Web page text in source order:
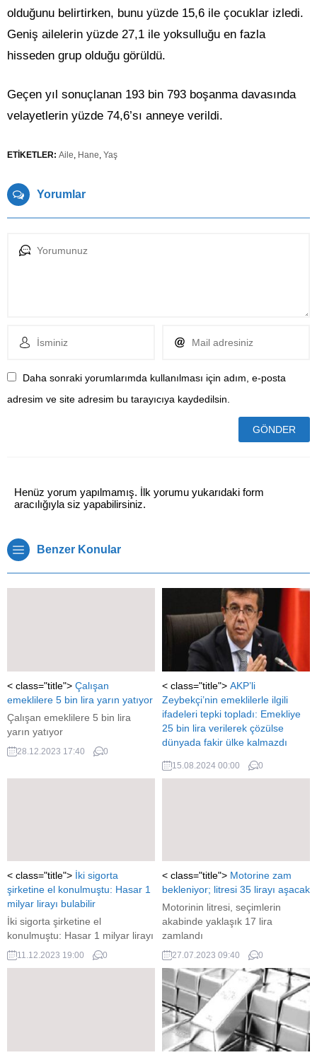
olduğunu belirtirken, bunu yüzde 15,6 ile çocuklar izledi.
Geniş ailelerin yüzde 27,1 ile yoksulluğu en fazla
hisseden grup olduğu görüldü.
Geçen yıl sonuçlanan 193 bin 793 boşanma davasında
velayetlerin yüzde 74,6’sı anneye verildi.
ETİKETLER: Aile, Hane, Yaş
Yorumlar
Daha sonraki yorumlarımda kullanılması için adım, e-posta
adresim ve site adresim bu tarayıcıya kaydedilsin.
Henüz yorum yapılmamış. İlk yorumu yukarıdaki form
aracılığıyla siz yapabilirsiniz.
Benzer Konular
< class="title"> Çalışan
emeklilere 5 bin lira yarın yatıyor
Çalışan emeklilere 5 bin lira
yarın yatıyor
28.12.2023 17:40 0
< class="title"> AKP’li
Zeybekçi’nin emeklilerle ilgili
ifadeleri tepki topladı: Emekliye
25 bin lira verilerek çözülse
dünyada fakir ülke kalmazdı
AKP'li Zeybekçi'nin emeklilerle
ilgili sözleri tepki topladı:
15.08.2024 00:00 0
< class="title"> İki sigorta
şirketine el konulmuştu: Hasar 1
milyar lirayı bulabilir
İki sigorta şirketine el
konulmuştu: Hasar 1 milyar lirayı
bulabilir
11.12.2023 19:00 0
< class="title"> Motorine zam
bekleniyor; litresi 35 lirayı aşacak
Motorinin litresi, seçimlerin
akabinde yaklaşık 17 lira
zamlandı
27.07.2023 09:40 0